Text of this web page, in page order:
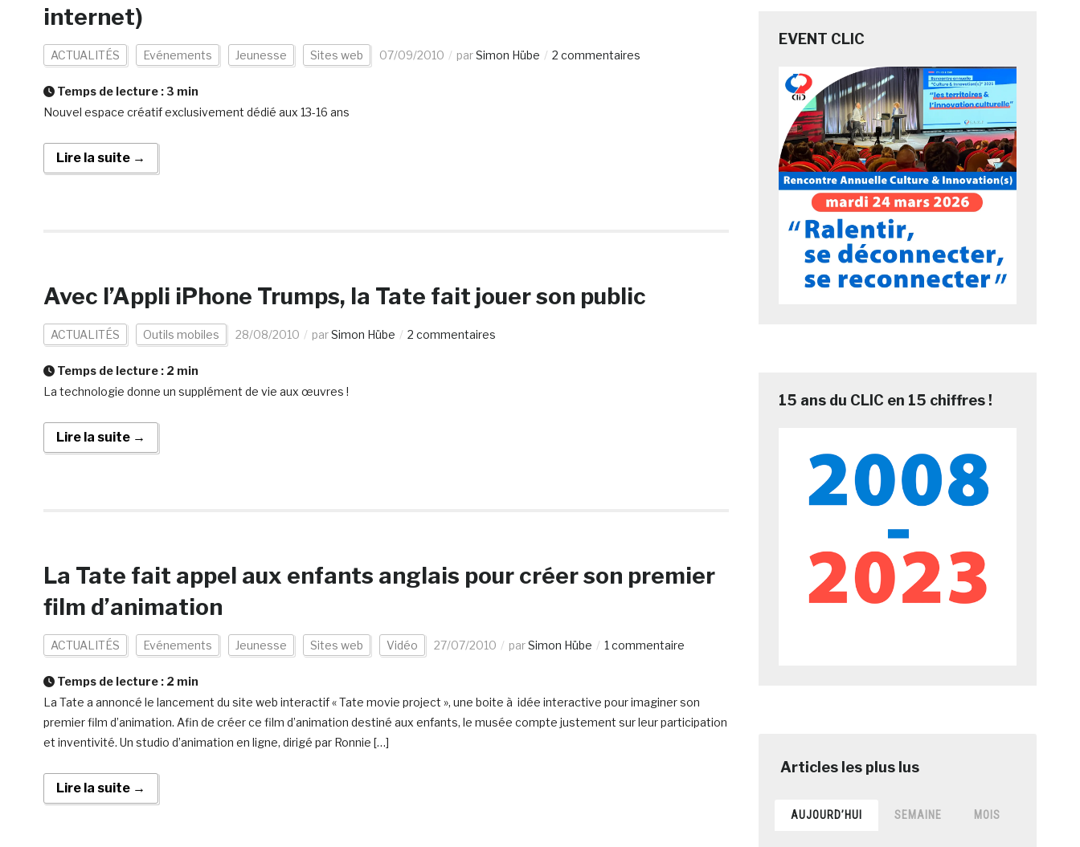
internet)
ACTUALITÉS Evénements Jeunesse Sites web 07/09/2010 parSimon Hübe 2 commentaires
Temps de lecture : 3 min
Nouvel espace créatif exclusivement dédié aux 13-16 ans
Lire la suite →
Avec l’Appli iPhone Trumps, la Tate fait jouer son public
ACTUALITÉS Outils mobiles 28/08/2010 parSimon Hübe 2 commentaires
Temps de lecture : 2 min
La technologie donne un supplément de vie aux œuvres !
Lire la suite →
La Tate fait appel aux enfants anglais pour créer son premier
film d’animation
ACTUALITÉS Evénements Jeunesse Sites web Vidéo 27/07/2010 parSimon Hübe 1 commentaire
Temps de lecture : 2 min
La Tate a annoncé le lancement du site web interactif « Tate movie project », une boite à idée interactive pour imaginer son
premier film d’animation. Afin de créer ce film d’animation destiné aux enfants, le musée compte justement sur leur participation
et inventivité. Un studio d’animation en ligne, dirigé par Ronnie […]
Lire la suite →
EVENT CLIC
15 ans du CLIC en 15 chiffres !
AUJOURD’HUI SEMAINE MOIS